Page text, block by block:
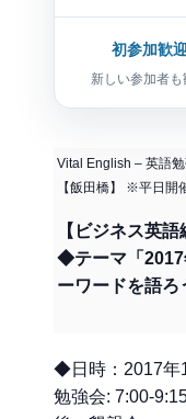
初参加歓迎
新しい参加者も
Vital English – 英語
【飯田橋】 ※平日開
【ビジネス英
◆テーマ「2017
ーワードを語ろ
◆日時：2017年
勉強会: 7:00-